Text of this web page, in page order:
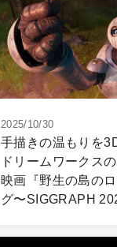
2025/10/30
手描きの温もりを
ドリームワークス
映画『野生の島の
グ〜SIGGRAPH